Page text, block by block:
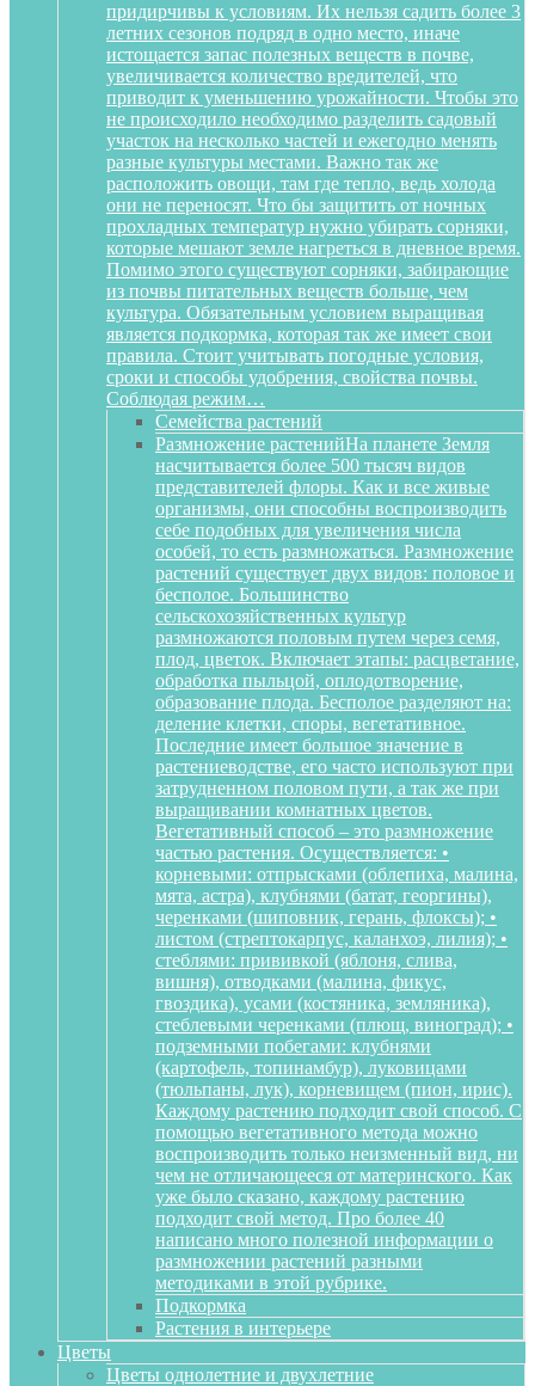
придирчивы к условиям. Их нельзя садить более 3
летних сезонов подряд в одно место, иначе
истощается запас полезных веществ в почве,
увеличивается количество вредителей, что
приводит к уменьшению урожайности. Чтобы это
не происходило необходимо разделить садовый
участок на несколько частей и ежегодно менять
разные культуры местами. Важно так же
расположить овощи, там где тепло, ведь холода
они не переносят. Что бы защитить от ночных
прохладных температур нужно убирать сорняки,
которые мешают земле нагреться в дневное время.
Помимо этого существуют сорняки, забирающие
из почвы питательных веществ больше, чем
культура. Обязательным условием выращивая
является подкормка, которая так же имеет свои
правила. Стоит учитывать погодные условия,
сроки и способы удобрения, свойства почвы.
Соблюдая режим…
Семейства растений
Размножение растенийНа планете Земля
насчитывается более 500 тысяч видов
представителей флоры. Как и все живые
организмы, они способны воспроизводить
себе подобных для увеличения числа
особей, то есть размножаться. Размножение
растений существует двух видов: половое и
бесполое. Большинство
сельскохозяйственных культур
размножаются половым путем через семя,
плод, цветок. Включает этапы: расцветание,
обработка пыльцой, оплодотворение,
образование плода. Бесполое разделяют на:
деление клетки, споры, вегетативное.
Последние имеет большое значение в
растениеводстве, его часто используют при
затрудненном половом пути, а так же при
выращивании комнатных цветов.
Вегетативный способ – это размножение
частью растения. Осуществляется: •
корневыми: отпрысками (облепиха, малина,
мята, астра), клубнями (батат, георгины),
черенками (шиповник, герань, флоксы); •
листом (стрептокарпус, каланхоэ, лилия); •
стеблями: прививкой (яблоня, слива,
вишня), отводками (малина, фикус,
гвоздика), усами (костяника, земляника),
стеблевыми черенками (плющ, виноград); •
подземными побегами: клубнями
(картофель, топинамбур), луковицами
(тюльпаны, лук), корневищем (пион, ирис).
Каждому растению подходит свой способ. С
помощью вегетативного метода можно
воспроизводить только неизменный вид, ни
чем не отличающееся от материнского. Как
уже было сказано, каждому растению
подходит свой метод. Про более 40
написано много полезной информации о
размножении растений разными
методиками в этой рубрике.
Подкормка
Растения в интерьере
Цветы
Цветы однолетние и двухлетние